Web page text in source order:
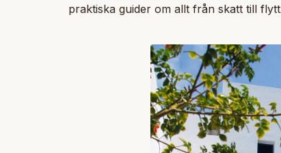
praktiska guider om allt från skatt till